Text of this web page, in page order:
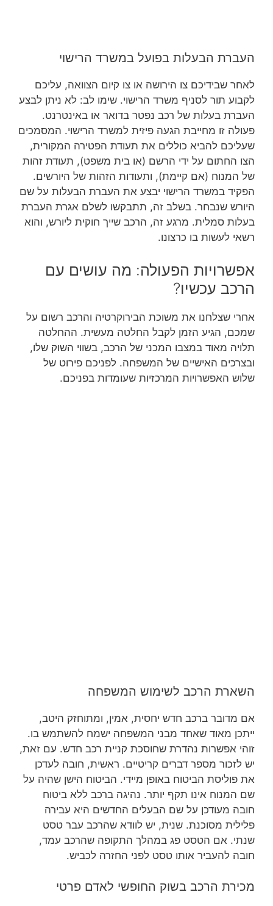
העברת הבעלות בפועל במשרד הרישוי
לאחר שבידיכם צו הירושה או צו קיום הצוואה, עליכם
לקבוע תור לסניף משרד הרישוי. שימו לב: לא ניתן לבצע
העברת בעלות של רכב נפטר בדואר או באינטרנט.
פעולה זו מחייבת הגעה פיזית למשרד הרישוי. המסמכים
שעליכם להביא כוללים את תעודת הפטירה המקורית,
הצו החתום על ידי הרשם (או בית משפט), תעודת זהות
של המנוח (אם קיימת), ותעודות הזהות של היורשים.
הפקיד במשרד הרישוי יבצע את העברת הבעלות על שם
היורש שנבחר. בשלב זה, תתבקשו לשלם אגרת העברת
בעלות סמלית. מרגע זה, הרכב שייך חוקית ליורש, והוא
רשאי לעשות בו כרצונו.
אפשרויות הפעולה: מה עושים עם
הרכב עכשיו?
אחרי שצלחנו את משוכת הבירוקרטיה והרכב רשום על
שמכם, הגיע הזמן לקבל החלטה מעשית. ההחלטה
תלויה מאוד במצבו המכני של הרכב, בשווי השוק שלו,
ובצרכים האישיים של המשפחה. לפניכם פירוט של
שלוש האפשרויות המרכזיות שעומדות בפניכם.
השארת הרכב לשימוש המשפחה
אם מדובר ברכב חדש יחסית, אמין, ומתוחזק היטב,
ייתכן מאוד שאחד מבני המשפחה ישמח להשתמש בו.
זוהי אפשרות נהדרת שחוסכת קניית רכב חדש. עם זאת,
יש לזכור מספר דברים קריטיים. ראשית, חובה לעדכן
את פוליסת הביטוח באופן מיידי. הביטוח הישן שהיה על
שם המנוח אינו תקף יותר. נהיגה ברכב ללא ביטוח
חובה מעודכן על שם הבעלים החדשים היא עבירה
פלילית מסוכנת. שנית, יש לוודא שהרכב עבר טסט
שנתי. אם הטסט פג במהלך התקופה שהרכב עמד,
חובה להעביר אותו טסט לפני החזרה לכביש.
מכירת הרכב בשוק החופשי לאדם פרטי